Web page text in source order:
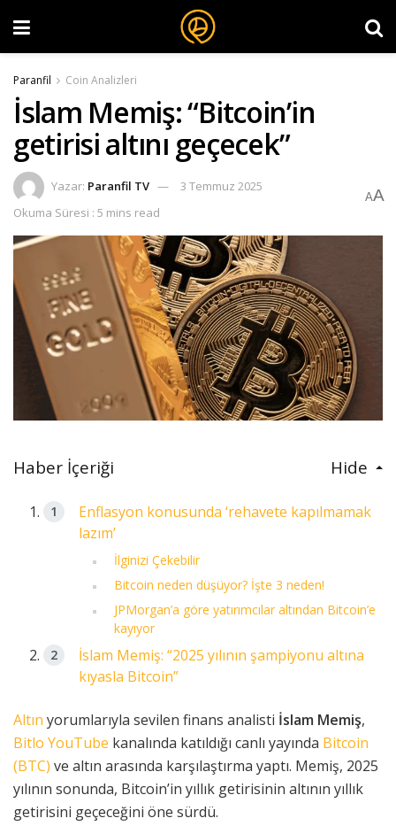
Paranfil Coin Analizleri
İslam Memiş: “Bitcoin’in
getirisi altını geçecek”
Yazar: Paranfil TV
3 Temmuz 2025
Okuma Süresi : 5 mins read
AA
Haber İçeriği Hide
Enflasyon konusunda ‘rehavete kapılmamak
lazım’
İlginizi Çekebilir
Bitcoin neden düşüyor? İşte 3 neden!
JPMorgan’a göre yatırımcılar altından Bitcoin’e
kayıyor
İslam Memiş: “2025 yılının şampiyonu altına
kıyasla Bitcoin”
Altın yorumlarıyla sevilen finans analisti İslam Memiş,
Bitlo YouTube kanalında katıldığı canlı yayında Bitcoin
(BTC) ve altın arasında karşılaştırma yaptı. Memiş, 2025
yılının sonunda, Bitcoin’in yıllık getirisinin altının yıllık
getirisini geçeceğini öne sürdü.